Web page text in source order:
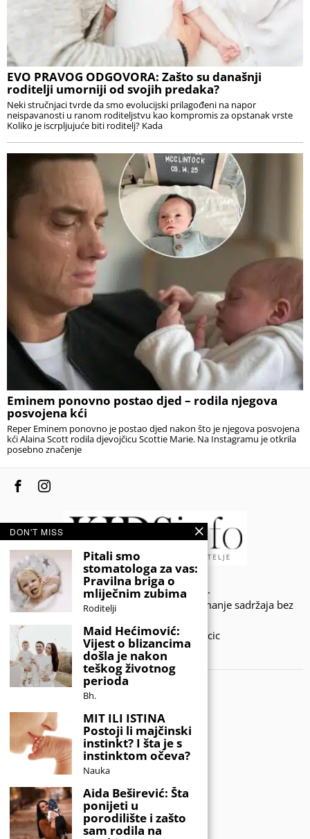
EVO PRAVOG ODGOVORA: Zašto su današnji
roditelji umorniji od svojih predaka?
Neki stručnjaci tvrde da smo evolucijski prilagođeni na napor
neispavanosti u ranom roditeljstvu kao kompromis za opstanak vrste
Koliko je iscrpljujuće biti roditelj? Kada
Eminem ponovno postao djed – rodila njegova
posvojena kći
Reper Eminem ponovno je postao djed nakon što je njegova posvojena
kći Alaina Scott rodila djevojčicu Scottie Marie. Na Instagramu je otkrila
posebno značenje
© 2020 - KIDSINFO.BA.
Sva prava zadržana. Zabranjeno preuzimanje sadržaja bez
Developed by Amar SIjercic
IZAŠAO JE NOVI MAGAZIN!
DON'T MISS
Pitali smo
stomatologa za vas:
Pravilna briga o
mliječnim zubima
Roditelji
Maid Hećimović:
Vijest o blizancima
došla je nakon
teškog životnog
perioda
Bh.
MIT ILI ISTINA
Postoji li majčinski
instinkt? I šta je s
instinktom očeva?
Nauka
Aida Beširević: Šta
ponijeti u
porodilište i zašto
sam rodila na